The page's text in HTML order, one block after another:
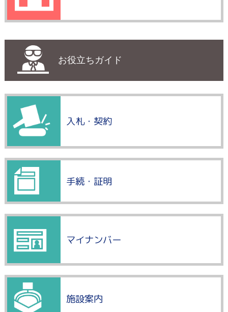
お役立ちガイド
入札・契約
手続・証明
マイナンバー
施設案内